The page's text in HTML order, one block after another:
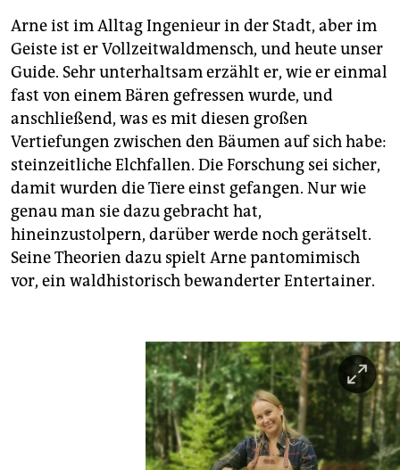
Arne ist im Alltag Ingenieur in der Stadt, aber im
Geiste ist er Vollzeitwaldmensch, und heute unser
Guide. Sehr unterhaltsam erzählt er, wie er einmal
fast von einem Bären gefressen wurde, und
anschließend, was es mit diesen großen
Vertiefungen zwischen den Bäumen auf sich habe:
steinzeitliche Elch­fallen. Die Forschung sei sicher,
damit wurden die Tiere einst gefangen. Nur wie
genau man sie dazu gebracht hat,
hineinzustolpern, darüber werde noch gerätselt.
Seine Theorien dazu spielt Arne pantomimisch
vor, ein waldhistorisch bewanderter Entertainer.